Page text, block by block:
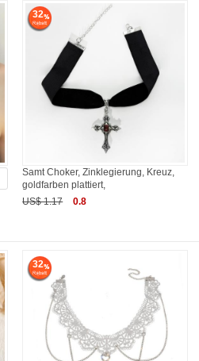
32
Samt Choker, Zinklegierung, Kreuz,
goldfarben plattiert,
US$ 1.17
0.8
32